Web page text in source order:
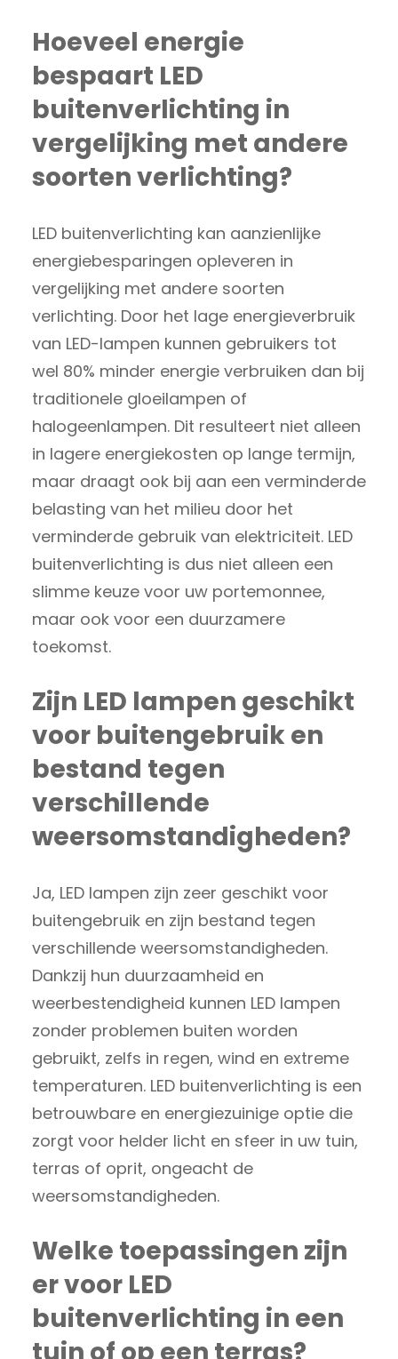
Hoeveel energie
bespaart LED
buitenverlichting in
vergelijking met andere
soorten verlichting?
LED buitenverlichting kan aanzienlijke
energiebesparingen opleveren in
vergelijking met andere soorten
verlichting. Door het lage energieverbruik
van LED-lampen kunnen gebruikers tot
wel 80% minder energie verbruiken dan bij
traditionele gloeilampen of
halogeenlampen. Dit resulteert niet alleen
in lagere energiekosten op lange termijn,
maar draagt ook bij aan een verminderde
belasting van het milieu door het
verminderde gebruik van elektriciteit. LED
buitenverlichting is dus niet alleen een
slimme keuze voor uw portemonnee,
maar ook voor een duurzamere
toekomst.
Zijn LED lampen geschikt
voor buitengebruik en
bestand tegen
verschillende
weersomstandigheden?
Ja, LED lampen zijn zeer geschikt voor
buitengebruik en zijn bestand tegen
verschillende weersomstandigheden.
Dankzij hun duurzaamheid en
weerbestendigheid kunnen LED lampen
zonder problemen buiten worden
gebruikt, zelfs in regen, wind en extreme
temperaturen. LED buitenverlichting is een
betrouwbare en energiezuinige optie die
zorgt voor helder licht en sfeer in uw tuin,
terras of oprit, ongeacht de
weersomstandigheden.
Welke toepassingen zijn
er voor LED
buitenverlichting in een